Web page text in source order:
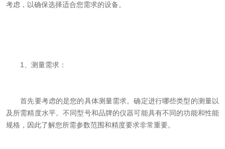
考虑，以确保选择适合您需求的设备。
1、测量需求：
首先要考虑的是您的具体测量需求。确定进行哪些类型的测量以
及所需精度水平。不同型号和品牌的仪器可能具有不同的功能和性能
规格，因此了解您所需参数范围和精度要求非常重要。